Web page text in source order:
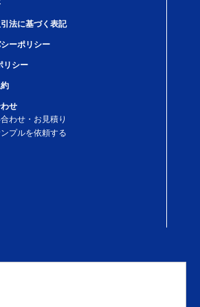
法に基づく表記
ーポリシー
リシー
せ
わせ・お見積り
プルを依頼する